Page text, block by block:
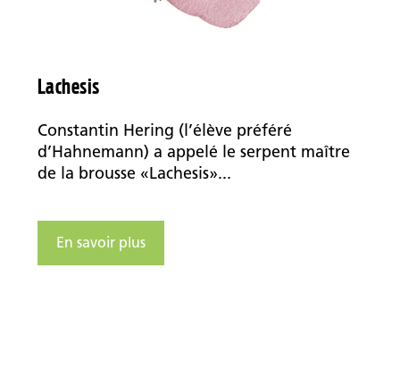
Lachesis
Constantin Hering (l’élève préféré
d’Hahnemann) a appelé le serpent maître
de la brousse «Lachesis»...
En savoir plus